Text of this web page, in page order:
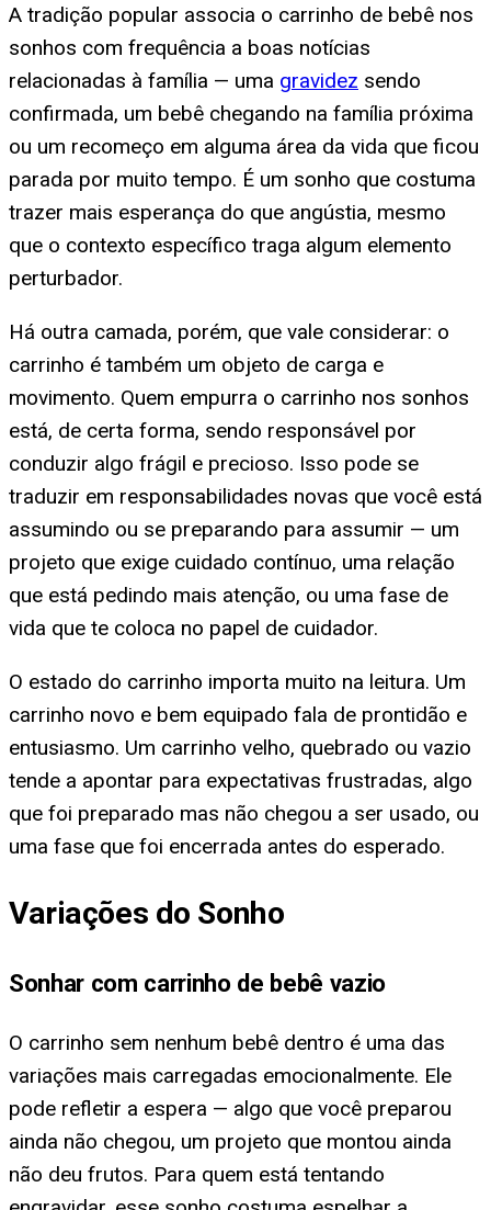
A tradição popular associa o carrinho de bebê nos
sonhos com frequência a boas notícias
relacionadas à família — uma gravidez sendo
confirmada, um bebê chegando na família próxima
ou um recomeço em alguma área da vida que ficou
parada por muito tempo. É um sonho que costuma
trazer mais esperança do que angústia, mesmo
que o contexto específico traga algum elemento
perturbador.
Há outra camada, porém, que vale considerar: o
carrinho é também um objeto de carga e
movimento. Quem empurra o carrinho nos sonhos
está, de certa forma, sendo responsável por
conduzir algo frágil e precioso. Isso pode se
traduzir em responsabilidades novas que você está
assumindo ou se preparando para assumir — um
projeto que exige cuidado contínuo, uma relação
que está pedindo mais atenção, ou uma fase de
vida que te coloca no papel de cuidador.
O estado do carrinho importa muito na leitura. Um
carrinho novo e bem equipado fala de prontidão e
entusiasmo. Um carrinho velho, quebrado ou vazio
tende a apontar para expectativas frustradas, algo
que foi preparado mas não chegou a ser usado, ou
uma fase que foi encerrada antes do esperado.
Variações do Sonho
Sonhar com carrinho de bebê vazio
O carrinho sem nenhum bebê dentro é uma das
variações mais carregadas emocionalmente. Ele
pode refletir a espera — algo que você preparou
ainda não chegou, um projeto que montou ainda
não deu frutos. Para quem está tentando